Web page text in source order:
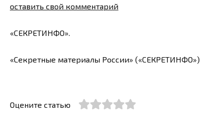
оставить свой комментарий
«СЕКРЕТИНФО».
«Секретные материалы России» («СЕКРЕТИНФО»)
Оцените статью